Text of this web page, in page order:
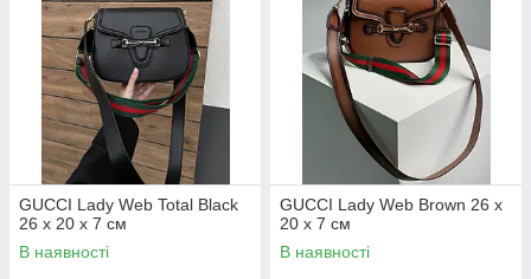
GUCCI Lady Web Total Black
26 х 20 х 7 см
В наявності
GUCCI Lady Web Brown 26 х
20 х 7 см
В наявності